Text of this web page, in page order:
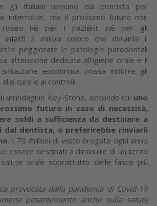
gli italiani tornano dal dentista per
interrotte, ma il prossimo futuro non
roseo né per i pazienti né per gli
infatti 3 milioni coloro che durante il
peggiorare le patologie parodontali
attenzione dedicata all’igiene orale e il
economica possa indurre gli
cure e ai controlli.
un’indagine Key-Stone, secondo cui uno
futuro in caso di necessità,
soldi a sufficienza da destinare a
dal dentista, o preferirebbe rinviarli
. I 70 milioni di visite erogate ogni anno
essere destinati a diminuire di un terzo
orale soprattutto delle fasce più
provocata dalla pandemia di Covid-19
pesantemente anche sulla salute